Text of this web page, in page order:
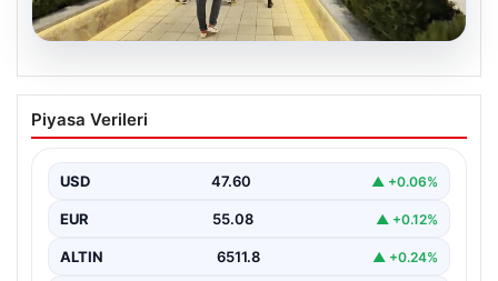
05.08.2026
Menderes Belediyesi Hakkındaki
Soruşturmada Firari Başkan Yardımcısı
İzmir'de Menderes Belediyesi'ne yönelik geniş çaplı
Başkan Yardımcısı…
Piyasa Verileri
USD 47.60 ▲ +0.06%
EUR 55.08 ▲ +0.12%
ALTIN 6511.8 ▲ +0.24%